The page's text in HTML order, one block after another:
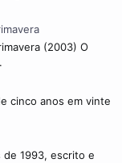
(2003) O
cinco anos em vinte
de 1993, escrito e